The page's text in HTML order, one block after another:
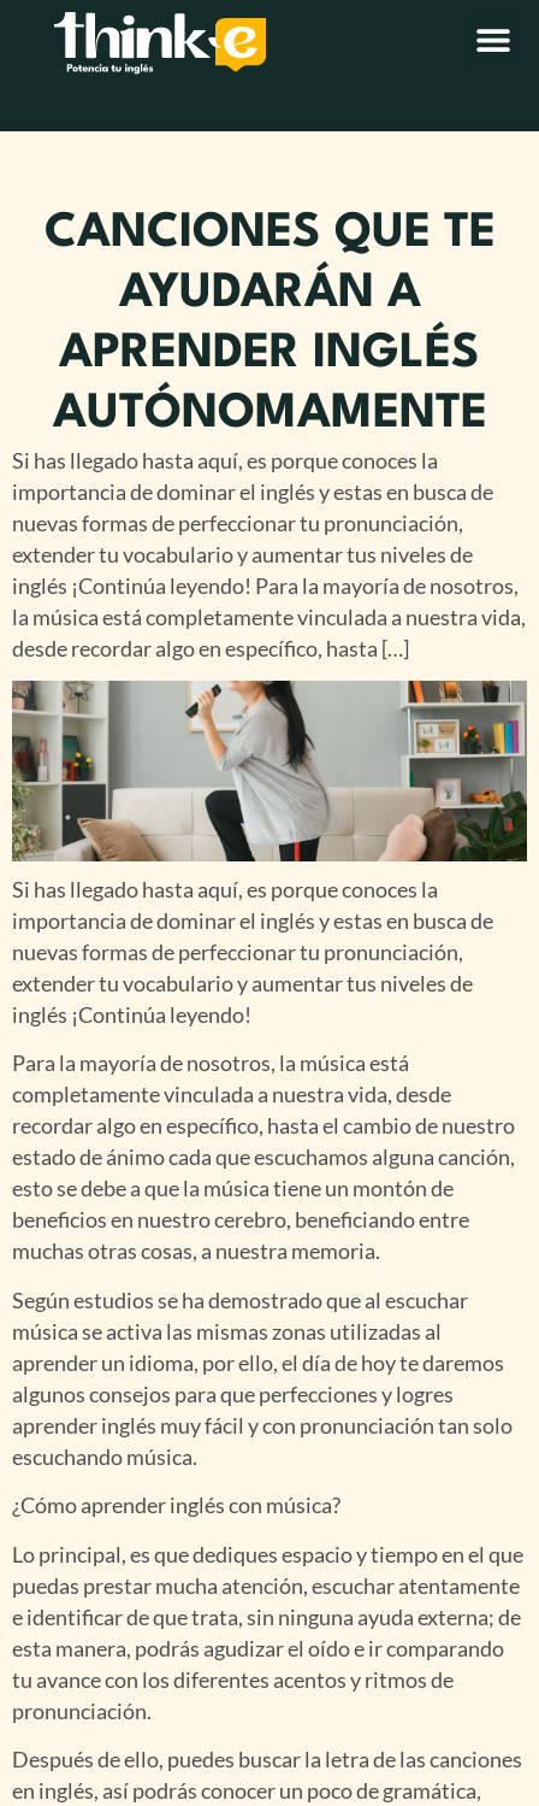
CANCIONES QUE TE
AYUDARÁN A
APRENDER INGLÉS
AUTÓNOMAMENTE
Si has llegado hasta aquí, es porque conoces la
importancia de dominar el inglés y estas en busca de
nuevas formas de perfeccionar tu pronunciación,
extender tu vocabulario y aumentar tus niveles de
inglés ¡Continúa leyendo! Para la mayoría de nosotros,
la música está completamente vinculada a nuestra vida,
desde recordar algo en específico, hasta […]
Si has llegado hasta aquí, es porque conoces la
importancia de dominar el inglés y estas en busca de
nuevas formas de perfeccionar tu pronunciación,
extender tu vocabulario y aumentar tus niveles de
inglés ¡Continúa leyendo!
Para la mayoría de nosotros, la música está
completamente vinculada a nuestra vida, desde
recordar algo en específico, hasta el cambio de nuestro
estado de ánimo cada que escuchamos alguna canción,
esto se debe a que la música tiene un montón de
beneficios en nuestro cerebro, beneficiando entre
muchas otras cosas, a nuestra memoria.
Según estudios se ha demostrado que al escuchar
música se activa las mismas zonas utilizadas al
aprender un idioma, por ello, el día de hoy te daremos
algunos consejos para que perfecciones y logres
aprender inglés muy fácil y con pronunciación tan solo
escuchando música.
¿Cómo aprender inglés con música?
Lo principal, es que dediques espacio y tiempo en el que
puedas prestar mucha atención, escuchar atentamente
e identificar de que trata, sin ninguna ayuda externa; de
esta manera, podrás agudizar el oído e ir comparando
tu avance con los diferentes acentos y ritmos de
pronunciación.
Después de ello, puedes buscar la letra de las canciones
en inglés, así podrás conocer un poco de gramática,